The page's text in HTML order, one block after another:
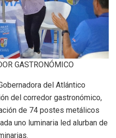
GASTRONÓMICO
del Atlántico
del corredor gastronómico,
de 74 postes metálicos
uno luminaria led alurban de